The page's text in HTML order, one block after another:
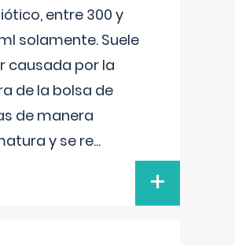
entre 300 y
solamente. Suele
causada por la
de la bolsa de
de manera
y se re...
+